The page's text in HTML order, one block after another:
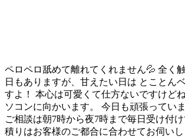
ペロペロ舐めて離れてくれません💦 全く
日もありますが、甘えたい日は とことん
すよ！ 本心は可愛くて仕方ないですけど
ソコンに向かいます。 今日も頑張ってい
ご相談は朝7時から夜7時まで毎日受け付
積りはお客様のご都合に合わせてお伺い